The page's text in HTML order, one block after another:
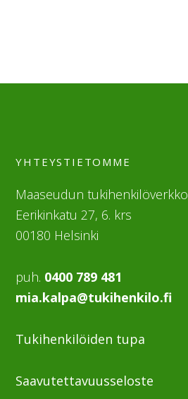
YHTEYSTIETOMME
Maaseudun tukihenkilöverkko
Eerikinkatu 27, 6. krs
00180 Helsinki
puh. 0400 789 481
mia.kalpa@tukihenkilo.fi
Tukihenkilöiden tupa
Saavutettavuusseloste